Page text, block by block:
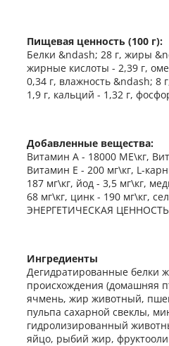
Пищевая ценность (100 г):
Белки &ndash; 28 г, жиры
жирные кислоты - 2,39 г,
0,34 г, влажность &ndash; 8
1,9 г, кальций - 1,32 г,
Добавленные вещества:
Витамин A - 18000 МЕ\кг,
Витамин E - 200 мг\кг, L-
187 мг\кг, йод - 3,5 мг\кг,
68 мг\кг, цинк - 190 мг\кг,
ЭНЕРГЕТИЧЕСКАЯ ЦЕННОСТЬ
Ингредиенты
Дегидратированные белки
происхождения (домашняя
ячмень, жир животный,
пульпа сахарной свеклы,
гидролизированный
яйцо, рыбий жир,